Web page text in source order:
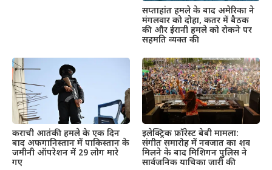
सप्ताहांत हमले के बाद अमेरिका ने
मंगलवार को दोहा, कतर में बैठक
की और ईरानी हमले को रोकने पर
सहमति व्यक्त की
कराची आतंकी हमले के एक दिन
बाद अफगानिस्तान में पाकिस्तान के
जमीनी ऑपरेशन में 29 लोग मारे
गए
इलेक्ट्रिक फ़ॉरेस्ट बेबी मामला:
संगीत समारोह में नवजात का शव
मिलने के बाद मिशिगन पुलिस ने
सार्वजनिक याचिका जारी की